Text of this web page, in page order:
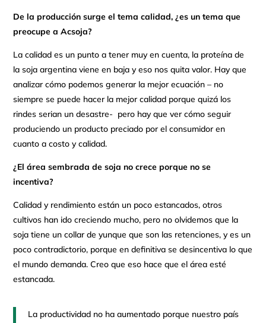
De la producción surge el tema calidad, ¿es un tema que
preocupe a Acsoja?
La calidad es un punto a tener muy en cuenta, la proteína de
la soja argentina viene en baja y eso nos quita valor. Hay que
analizar cómo podemos generar la mejor ecuación – no
siempre se puede hacer la mejor calidad porque quizá los
rindes serian un desastre- pero hay que ver cómo seguir
produciendo un producto preciado por el consumidor en
cuanto a costo y calidad.
¿El área sembrada de soja no crece porque no se
incentiva?
Calidad y rendimiento están un poco estancados, otros
cultivos han ido creciendo mucho, pero no olvidemos que la
soja tiene un collar de yunque que son las retenciones, y es un
poco contradictorio, porque en definitiva se desincentiva lo que
el mundo demanda. Creo que eso hace que el área esté
estancada.
La productividad no ha aumentado porque nuestro país